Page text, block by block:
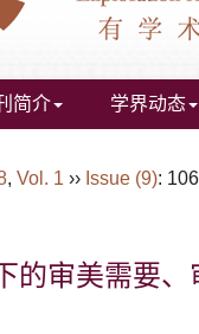
简介 学界动态
, Vol. 1 ›› Issue (9):
的审美需要、